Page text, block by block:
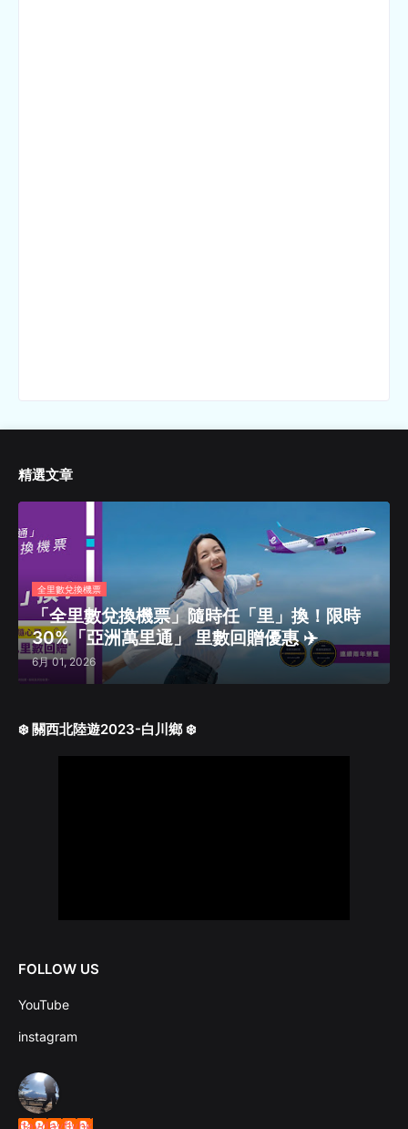
精選文章
全里數兌換機票
「全里數兌換機票」隨時任「里」換！限時
30%「亞洲萬里通」 里數回贈優惠 ✈️
6月 01, 2026
❄️ 關西北陸遊2023-白川鄉 ❄️
FOLLOW US
YouTube
instagram
daydayflyhk